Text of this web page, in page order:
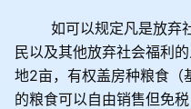
如可以规定凡是放弃
民以及其他放弃社会福利
地2亩，有权盖房种粮食（
的粮食可以自由销售但免